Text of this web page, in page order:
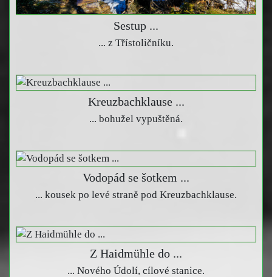
Sestup ...
... z Třístoličníku.
Kreuzbachklause ...
... bohužel vypuštěná.
Vodopád se šotkem ...
... kousek po levé straně pod Kreuzbachklause.
Z Haidmühle do ...
... Nového Údolí, cílové stanice.